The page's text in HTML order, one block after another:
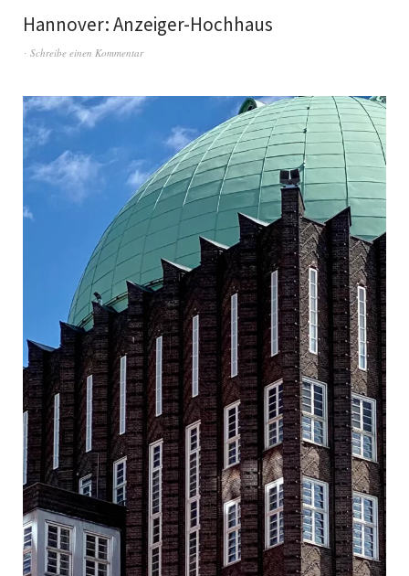
Hannover: Anzeiger-Hochhaus
Schreibe einen Kommentar